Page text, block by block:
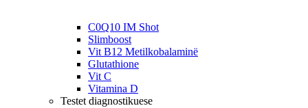
C0Q10 IM Shot
Slimboost
Vit B12 Metilkobalaminë
Glutathione
Vit C
Vitamina D
Testet diagnostikuese